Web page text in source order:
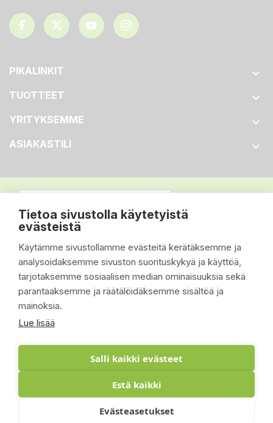
Tietoa sivustolla käytetyistä
evästeistä
Käytämme sivustollamme evästeitä kerätäksemme ja
analysoidaksemme sivuston suorituskykyä ja käyttöä,
tarjotaksemme sosiaalisen median ominaisuuksia sekä
parantaaksemme ja räätälöidäksemme sisältöä ja
mainoksia.
Lue lisää
Salli kaikki evästeet
Estä kaikki
Evästeasetukset
PIKALINKIT 
TUOTTEET 
YRITYKSEMME 
ASIAKASTILI 
© 2026 - Suomen Siisti Piha Oy - Toteutus: